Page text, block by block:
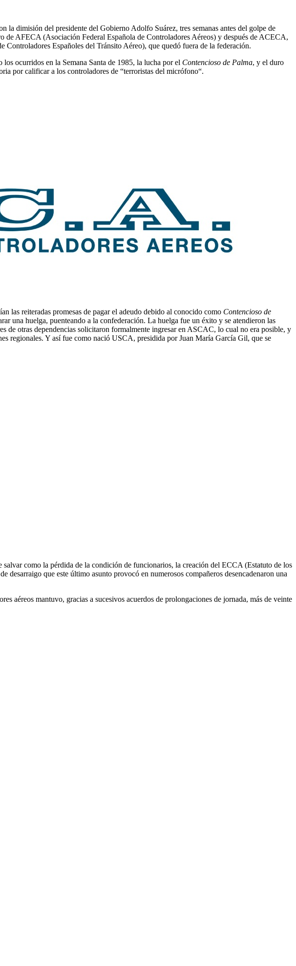
la dimisión del presidente del Gobierno Adolfo Suárez, tres semanas antes del golpe de
de AFECA (Asociación Federal Española de Controladores Aéreos) y después de ACECA,
Españoles del Tránsito Aéreo), que quedó fuera de la federación.
ocurridos en la Semana Santa de 1985, la lucha por el Contencioso de Palma, y el duro
por calificar a los controladores de “terroristas del micrófono“.
las reiteradas promesas de pagar el adeudo debido al conocido como Contencioso de
una huelga, puenteando a la confederación. La huelga fue un éxito y se atendieron las
otras dependencias solicitaron formalmente ingresar en ASCAC, lo cual no era posible, y
regionales. Y así fue como nació USCA, presidida por Juan María García Gil, que se
como la pérdida de la condición de funcionarios, la creación del ECCA (Estatuto de los
que este último asunto provocó en numerosos compañeros desencadenaron una
aéreos mantuvo, gracias a sucesivos acuerdos de prolongaciones de jornada, más de veinte